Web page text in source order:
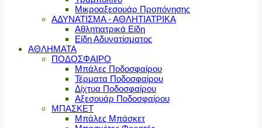
Μικροαξεσουάρ Προπόνησης
ΑΔΥΝΑΤΙΣΜΑ - ΑΘΛΗΤΙΑΤΡΙΚΑ
Αθλητιατρικά Είδη
Είδη Αδυνατίσματος
ΑΘΛΗΜΑΤΑ
ΠΟΔΟΣΦΑΙΡΟ
Μπάλες Ποδοσφαίρου
Τέρματα Ποδοσφαίρου
Δίχτυα Ποδοσφαίρου
Αξεσουάρ Ποδοσφαίρου
ΜΠΑΣΚΕΤ
Μπάλες Μπάσκετ